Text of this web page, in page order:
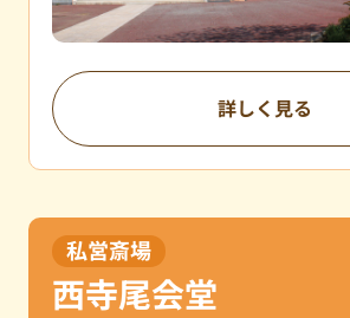
詳しく見る
私営斎場
西寺尾会堂